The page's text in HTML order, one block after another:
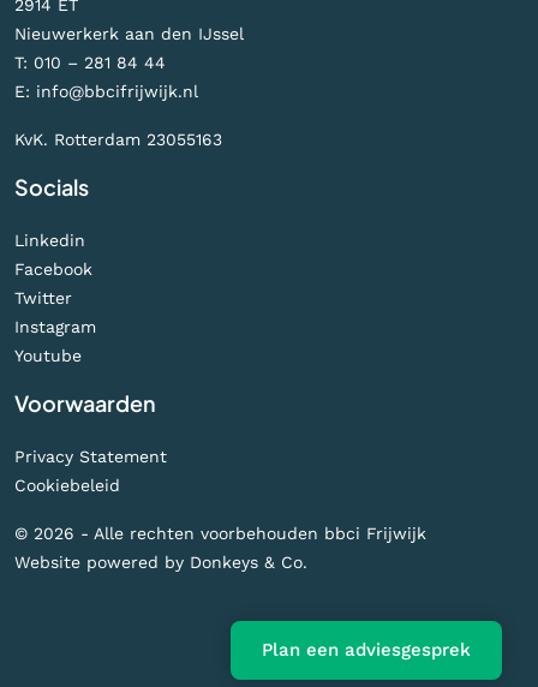
2914 ET
Nieuwerkerk aan den IJssel
T: 010 – 281 84 44
E: info@bbcifrijwijk.nl
KvK. Rotterdam 23055163
Socials
Linkedin
Facebook
Twitter
Instagram
Youtube
Voorwaarden
Privacy Statement
Cookiebeleid
© 2026 - Alle rechten voorbehouden bbci Frijwijk
Website powered by Donkeys & Co.
Plan een adviesgesprek